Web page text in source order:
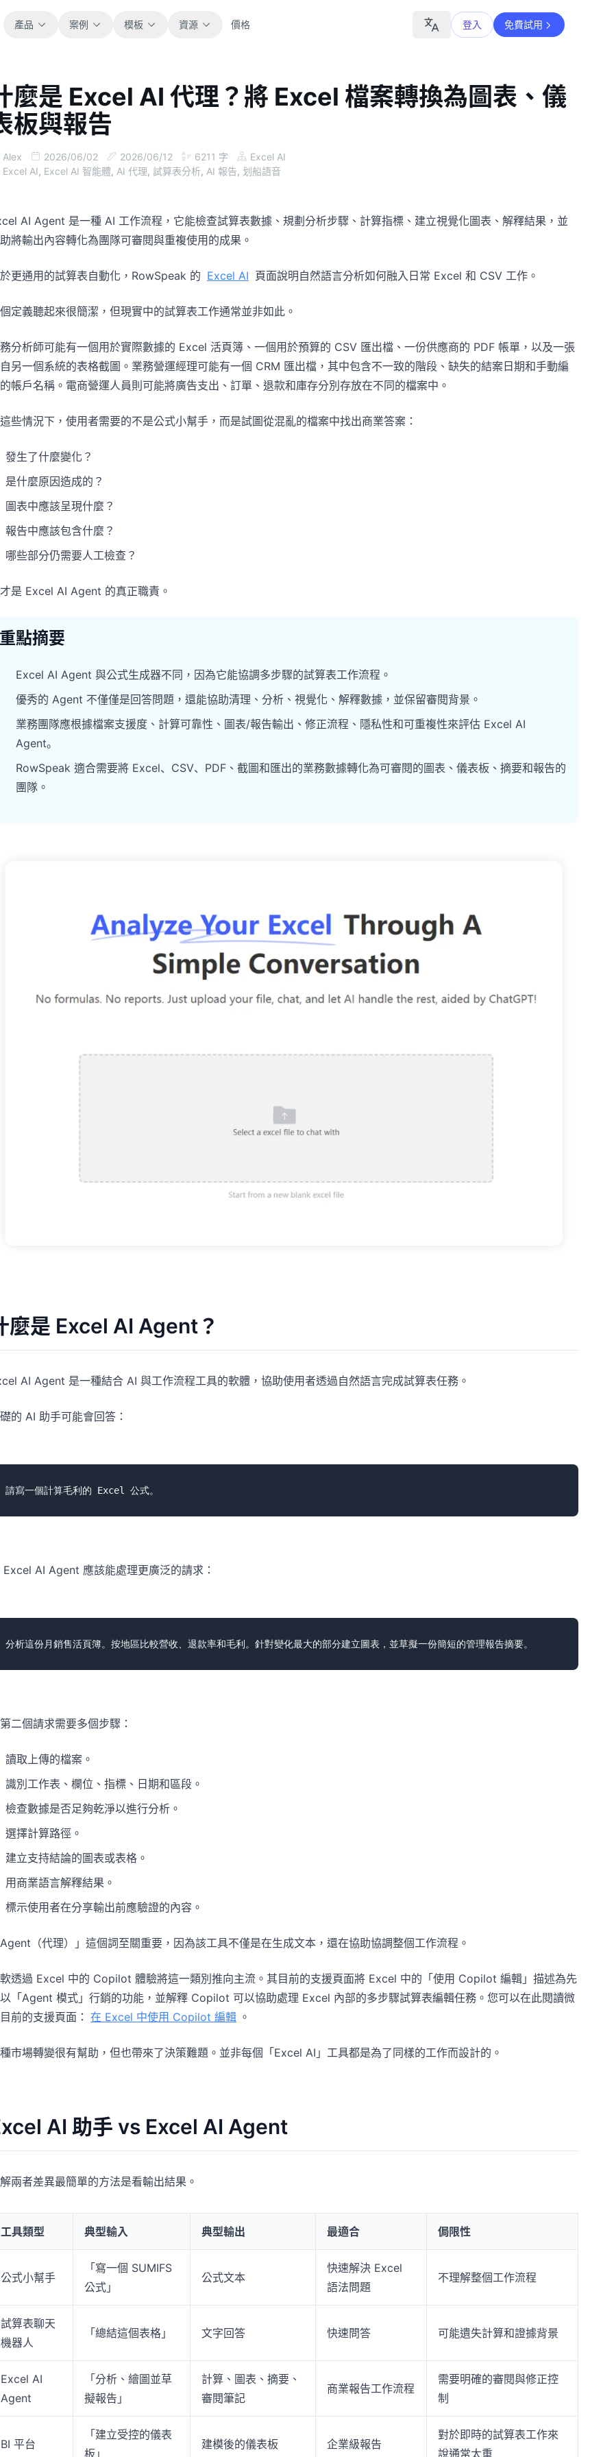
產品 案例 模板
全部
瀏覽全部可直接使用的試算表模板。
財務
涵蓋預算、預測、報表與財務分析。
用於追蹤流程、協作、規劃與執行。
支援銷售管道、目標、預測與營收追蹤。
專案
分析
用於儀表板、KPI 檢視與經營分析。
資源
部落格
取得產品更新、案例與工作流程靈感。
指南
面向真實試算表工作的逐步教學。
查看產品文件、設定與使用說明。
用於分析、報表與清理的實用提示詞。
社群
快速入門
幫助新使用者與團隊快速上手。
價格 登入 免費試用
麼是 Excel AI 代理？將 Excel 檔案轉換為圖表、儀
板與報告
Alex 2026/06/02 2026/06/12 6211 字
Excel AI
Excel AI, Excel AI 智能體, AI 代理, 試算表分析, AI 報告, 划船語音
AI Agent 是一種 AI 工作流程，它能檢查試算表數據、規劃分析步驟、計算指標、建立視覺化圖表、解釋結果，並
將輸出內容轉化為團隊可審閱與重複使用的成果。
更通用的試算表自動化，RowSpeak 的 Excel AI 頁面說明自然語言分析如何融入日常 Excel 和 CSV 工作。
定義聽起來很簡潔，但現實中的試算表工作通常並非如此。
分析師可能有一個用於實際數據的 Excel 活頁簿、一個用於預算的 CSV 匯出檔、一份供應商的 PDF 帳單，以及一張
另一個系統的表格截圖。業務營運經理可能有一個 CRM 匯出檔，其中包含不一致的階段、缺失的結案日期和手動編
帳戶名稱。電商營運人員則可能將廣告支出、訂單、退款和庫存分別存放在不同的檔案中。
些情況下，使用者需要的不是公式小幫手，而是試圖從混亂的檔案中找出商業答案：
發生了什麼變化？
是什麼原因造成的？
圖表中應該呈現什麼？
報告中應該包含什麼？
哪些部分仍需要人工檢查？
是 Excel AI Agent 的真正職責。
重點摘要
Excel AI Agent 與公式生成器不同，因為它能協調多步驟的試算表工作流程。
優秀的 Agent 不僅僅是回答問題，還能協助清理、分析、視覺化、解釋數據，並保留審閱背景。
業務團隊應根據檔案支援度、計算可靠性、圖表/報告輸出、修正流程、隱私性和可重複性來評估 Excel AI
Agent。
RowSpeak 適合需要將 Excel、CSV、PDF、截圖和匯出的業務數據轉化為可審閱的圖表、儀表板、摘要和報告的
團隊。
麼是 Excel AI Agent？
AI Agent 是一種結合 AI 與工作流程工具的軟體，協助使用者透過自然語言完成試算表任務。
的 AI 助手可能會回答：
Excel AI Agent 應該能處理更廣泛的請求：
二個請求需要多個步驟：
讀取上傳的檔案。
識別工作表、欄位、指標、日期和區段。
檢查數據是否足夠乾淨以進行分析。
選擇計算路徑。
建立支持結論的圖表或表格。
用商業語言解釋結果。
標示使用者在分享輸出前應驗證的內容。
（代理）」這個詞至關重要，因為該工具不僅是在生成文本，還在協助協調整個工作流程。
透過 Excel 中的 Copilot 體驗將這一類別推向主流。其目前的支援頁面將 Excel 中的「使用 Copilot 編輯」描述為先
「Agent 模式」行銷的功能，並解釋 Copilot 可以協助處理 Excel 內部的多步驟試算表編輯任務。您可以在此閱讀微
前的支援頁面： 在 Excel 中使用 Copilot 編輯 。
市場轉變很有幫助，但也帶來了決策難題。並非每個「Excel AI」工具都是為了同樣的工作而設計的。
AI 助手 vs Excel AI Agent
兩者差異最簡單的方法是看輸出結果。
工具類型 典型輸入 典型輸出 最適合 侷限性
公式小幫手
「寫一個 SUMIFS
公式」
公式文本
快速解決 Excel
語法問題
不理解整個工作流程
試算表聊天
機器人
「總結這個表格」 文字回答 快速問答 可能遺失計算和證據背景
Excel AI
Agent
「分析、繪圖並草
擬報告」
計算、圖表、摘要、
審閱筆記
商業報告工作流程
需要明確的審閱與修正控
制
BI 平台
「建立受控的儀表
板」
建模後的儀表板 企業級報告
對於即時的試算表工作來
說通常太重